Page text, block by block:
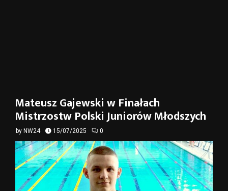
Mateusz Gajewski w Finałach
Mistrzostw Polski Juniorów Młodszych
by NW24 15/07/2025 0